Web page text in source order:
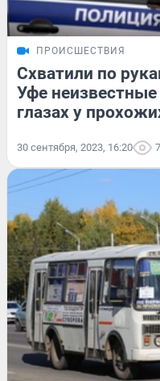
ПРОИСШЕСТВИЯ
Схватили по
Уфе
глазах у
30 сентября, 2023, 16:20